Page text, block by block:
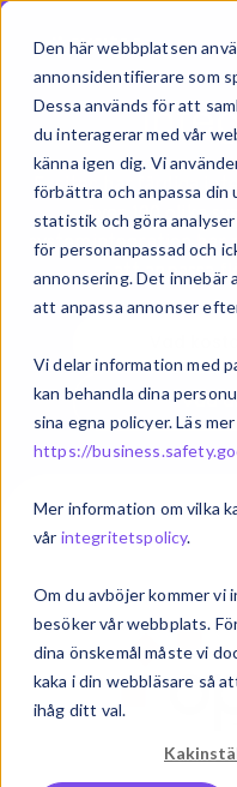
Den här webbplatsen
annonsidentifierare som
Dessa används för att
du interagerar med vår
känna igen dig. Vi
förbättra och anpassa din
statistik och göra
för personanpassad och
annonsering. Det innebär
att anpassa annonser
Vi delar information med
kan behandla dina
sina egna policyer. Läs
https://
Mer information om vilka
vår integritetspolicy.
Om du avböjer kommer vi
besöker vår webbplats.
dina önskemål måste vi
kaka i din webbläsare så
ihåg ditt val.
Exsitec har färdiga
över 100 olika
systemintegration har
att anpassa
Vad
Systemintegration